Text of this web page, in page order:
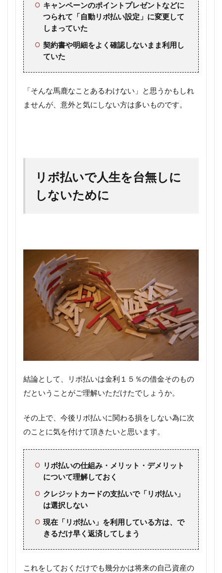
キャンペーンのポイントプレゼントなどに
つられて「自動リボ払い設定」に変更して
しまっていた
契約書や明細をよく確認しないまま利用し
ていた
「そんな馬鹿なことあるわけない」と思うかもしれ
ませんが、意外と気にしない方は多いものです。
リボ払いで人生を台無しに
しないために
結論として、リボ払いは金利１５％の借金そのもの
だということがご理解いただけたでしょうか。
その上で、今後リボ払いに関わる損をしない為に次
のことに気を付けて頂きたいと思います。
リボ払いの仕組み・メリット・デメリット
について理解しておく
クレジットカードの支払いで「リボ払い」
は選択しない
現在「リボ払い」を利用している方は、で
きるだけ早く返済してしまう
これをしておくだけでも幾分かは将来の自己資産の